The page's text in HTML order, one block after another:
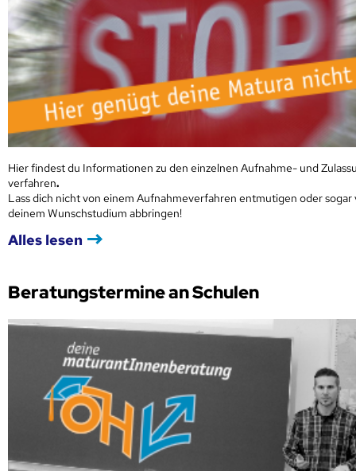
Hier findest du Informationen zu den einzelnen Aufnahme- und
verfahren.
Lass dich nicht von einem Aufnahmeverfahren entmutigen oder sogar
deinem Wunschstudium abbringen!
Alles lesen
Beratungstermine an Schulen